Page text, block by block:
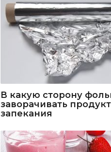
В какую сторону
заворачивать
запекания